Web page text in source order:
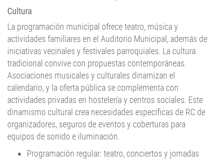
La programación municipal ofrece teatro, música y
actividades familiares en el Auditorio Municipal, además de
iniciativas vecinales y festivales parroquiales. La cultura
tradicional convive con propuestas contemporáneas.
Asociaciones musicales y culturales dinamizan el
calendario, y la oferta pública se complementa con
actividades privadas en hostelería y centros sociales. Este
dinamismo cultural crea necesidades específicas de RC de
organizadores, seguros de eventos y coberturas para
equipos de sonido e iluminación.
Programación regular: teatro, conciertos y jornadas
temáticas repartidas a lo largo del año, con especial